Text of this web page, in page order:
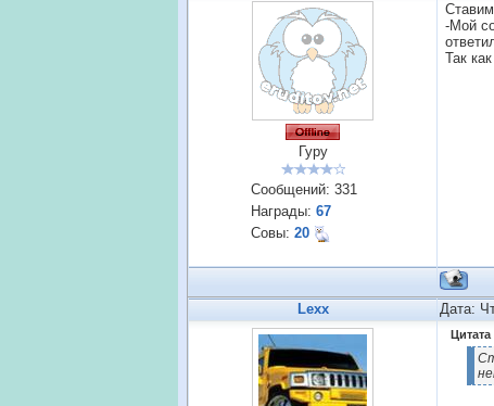
Гуру
Сообщений: 331
Награды: 67
Совы: 20
-Мой
Так
Lexx Дата:
Цитата